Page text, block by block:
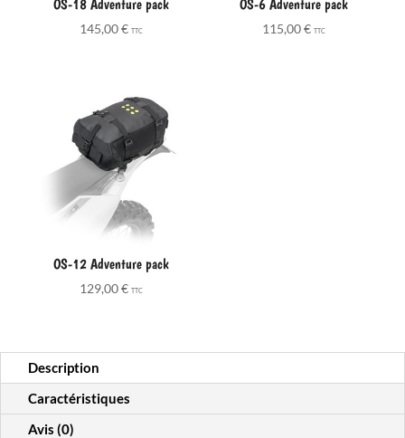
OS-18 Adventure pack
145,00€ TTC
OS-6 Adventure pack
115,00€ TTC
OS-12 Adventure pack
129,00€ TTC
Description
Caractéristiques
Avis (0)